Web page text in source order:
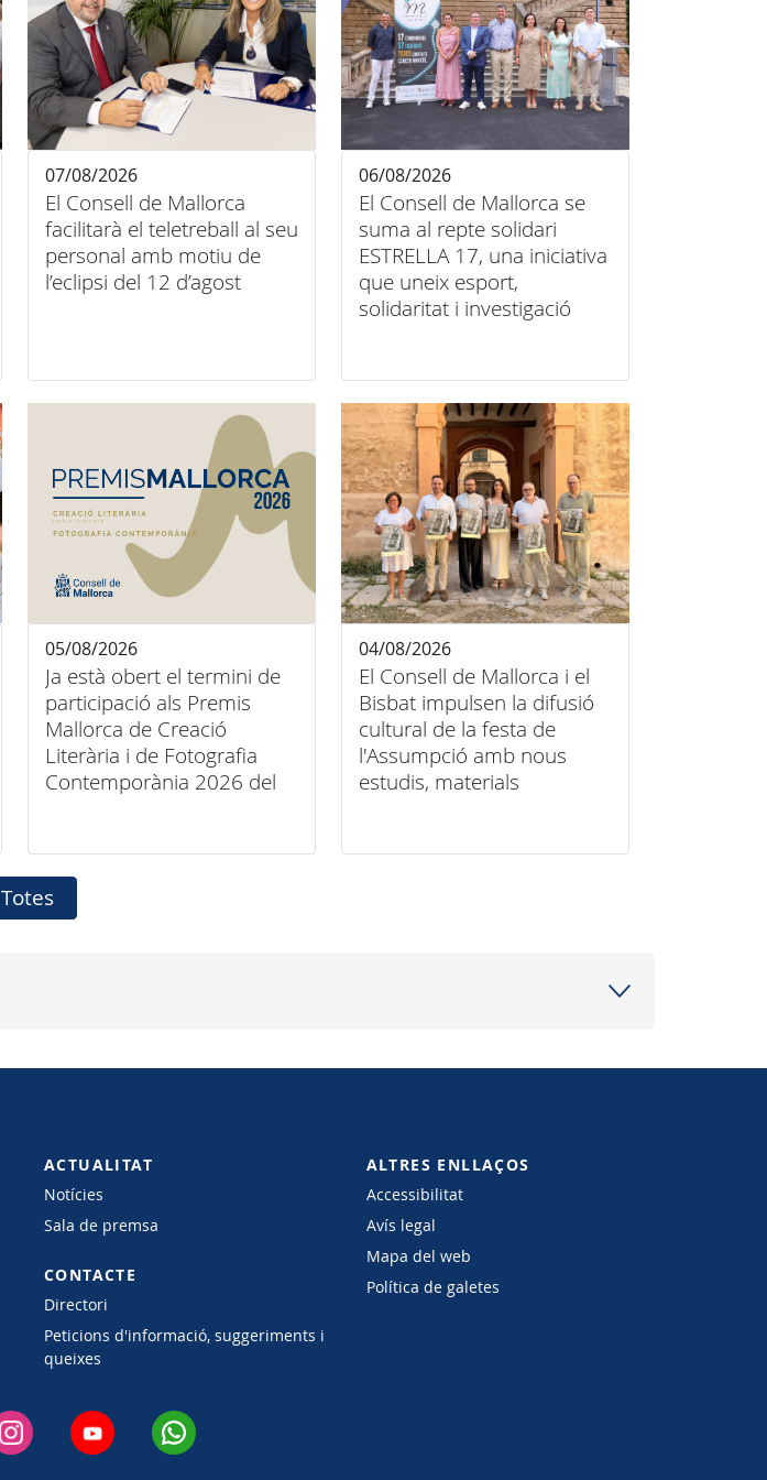
El Consell de Mallorca
facilitarà el teletreball al seu
personal amb motiu de
l’eclipsi del 12 d’agost
07/08/2026
El Consell de Mallorca se
suma al repte solidari
ESTRELLA 17, una iniciativa
que uneix esport,
solidaritat i investigació
06/08/2026
Ja està obert el termini de
participació als Premis
Mallorca de Creació
Literària i de Fotografia
Contemporània 2026 del
05/08/2026
El Consell de Mallorca i el
Bisbat impulsen la difusió
cultural de la festa de
l'Assumpció amb nous
estudis, materials
04/08/2026
Totes
ACTUALITAT
Notícies
Sala de premsa
CONTACTE
Directori
Peticions d'informació, suggeriments i
queixes
ALTRES ENLLAÇOS
Accessibilitat
Avís legal
Mapa del web
Política de galetes